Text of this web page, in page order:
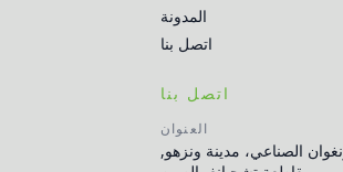
المدونة
اتصل بنا
اتصل بنا
العنوان
الصناعي، مدينة ونزهو,